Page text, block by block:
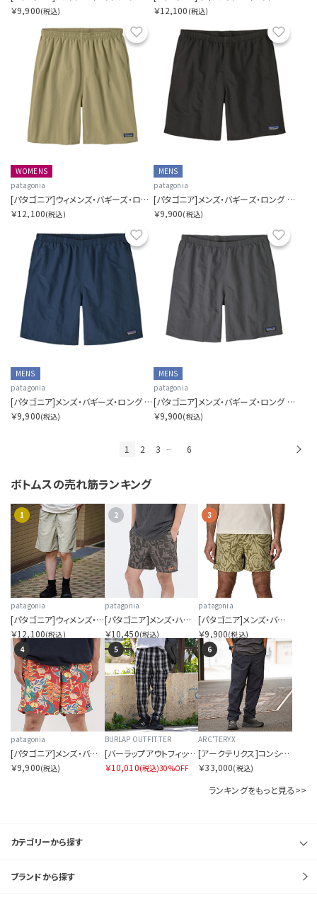
￥9,900(税込)
￥12,100 (税込)
お気に入り
WOMENS
patagonia
[パタゴニア]ウィメンズ・バギーズ・ロング
￥12,100(税込)
MENS
patagonia
[パタゴニア]メンズ・バギーズ・ロング ７インチ
￥9,900(税込)
お気に入り
MENS
patagonia
[パタゴニア]メンズ・バギーズ・ロング ７インチ
￥9,900(税込)
MENS
patagonia
[パタゴニア]メンズ・バギーズ・ロング ７インチ
￥9,900(税込)
1 2 3 … 6
ボトムスの売れ筋ランキング
1
patagonia
[パタゴニア]ウィメンズ・バギーズ・ロング
￥12,100(税込)
2
patagonia
[パタゴニア]メンズ・ハイドロピーク・バレー・ショーツ 16インチ
￥10,450(税込)
3
patagonia
[パタゴニア]メンズ・バギーズ・ショーツ ５インチ
￥9,900(税込)
4
patagonia
[パタゴニア]メンズ・バギーズ・ロング ７インチ
￥9,900(税込)
5
BURLAP OUTFITTER
[バーラップアウトフィッター]シアサッカー プレイド トラックパンツ
￥10,010(税込)30%OFF
6
ARC'TERYX
[アークテリクス]コンシール パンツ メンズ
￥33,000(税込)
ランキングをもっと見る>>
カテゴリーから探す
ブランドから探す